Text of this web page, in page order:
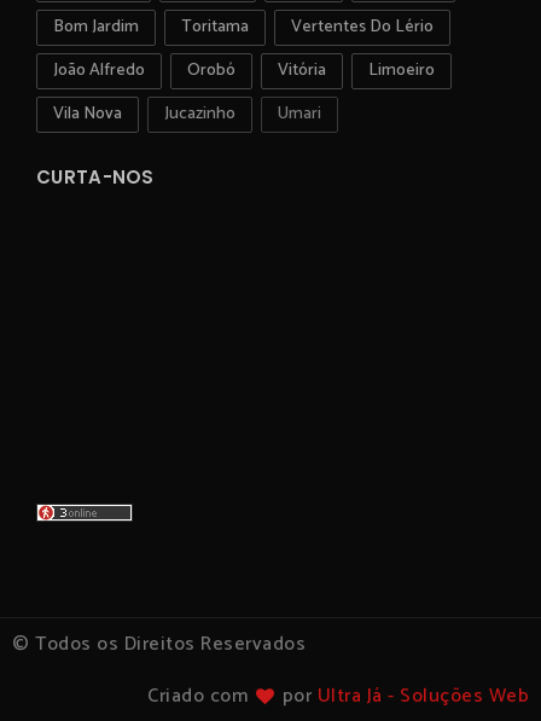
Bom Jardim
Toritama
Vertentes Do Lério
João Alfredo
Orobó Vitória
Limoeiro
Vila Nova
Jucazinho Umari
CURTA-NOS
© Todos os Direitos Reservados
Criado com
por Ultra Já - Soluções Web